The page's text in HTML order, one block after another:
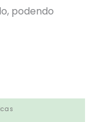
podendo